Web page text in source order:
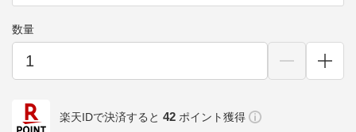
数量
楽天IDで決済すると 42 ポイント獲得